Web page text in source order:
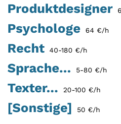
Produktdesigner
Psychologe 64 €/h
Recht 40-180 €/h
Sprache... 5-80 €/h
Texter... 20-100 €/h
[Sonstige] 50 €/h